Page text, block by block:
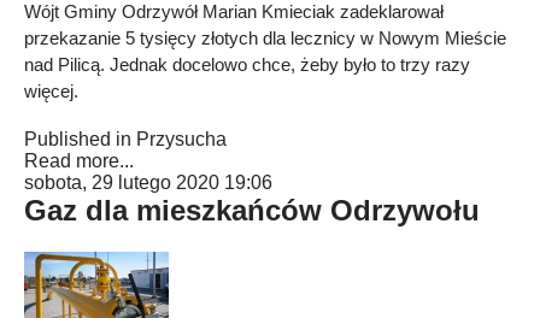
Wójt Gminy Odrzywół Marian Kmieciak zadeklarował
przekazanie 5 tysięcy złotych dla lecznicy w Nowym Mieście
nad Pilicą. Jednak docelowo chce, żeby było to trzy razy
więcej.
Published in Przysucha
Read more...
sobota, 29 lutego 2020 19:06
Gaz dla mieszkańców Odrzywołu